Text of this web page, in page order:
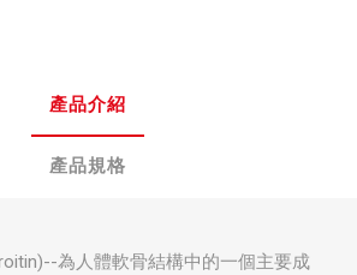
產品介紹
產品規格
為人體軟骨結構中的一個主要成